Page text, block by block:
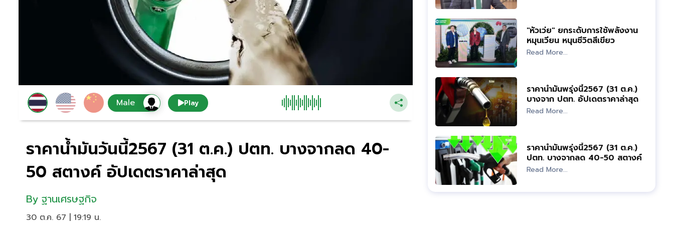
Play
ราคาน้ำมันวันนี้2567 (31 ต.ค.) ปตท. บางจากลด 40-
50 สตางค์ อัปเดตราคาล่าสุด
By ฐานเศรษฐกิจ
30 ต.ค. 67 | 19:19 น.
"หัวเว่ย" ยกระดับการใช้พลังงาน
หมุนเวียน หนุนชีวิตสีเขียว
Read More...
ราคาน้ำมันพรุ่งนี้2567 (31 ต.ค.)
บางจาก ปตท. อัปเดตราคาล่าสุด
Read More...
ราคาน้ำมันพรุ่งนี้2567 (31 ต.ค.)
ปตท. บางจากลด 40-50 สตางค์
อัปเดตราคาล่าสุด
Read More...